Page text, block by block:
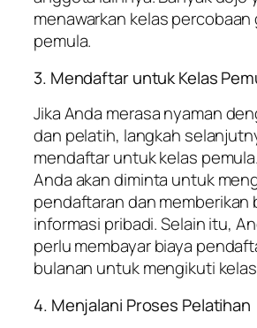
menawarkan kelas percobaan
pemula.
3. Mendaftar untuk Kelas
Jika Anda merasa nyaman
dan pelatih, langkah
mendaftar untuk kelas
Anda akan diminta untuk
pendaftaran dan memberikan
informasi pribadi. Selain itu,
perlu membayar biaya
bulanan untuk mengikuti
4. Menjalani Proses Pelatihan